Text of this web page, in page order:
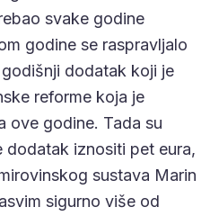
svake godine
godine se raspravljalo
dodatak koji je
reforme koja je
ove godine. Tada su
dodatak iznositi pet eura,
sustava Marin
sigurno više od